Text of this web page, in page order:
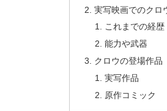
実写映画でのクロ
これまでの経歴
能力や武器
クロウの登場作品
実写作品
原作コミック